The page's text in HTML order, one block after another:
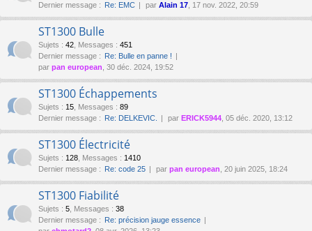
Dernier message : Re: EMC par Alain 17 , 17 nov. 2022, 20:59
ST1300 Bulle
Sujets : 42 Messages : 451
Dernier message : Re: Bulle en panne !
par pan european , 30 déc. 2024, 19:52
ST1300 Échappements
Sujets : 15 Messages : 89
Dernier message : Re: DELKEVIC. par ERICK5944 , 05 déc. 2020, 13:12
ST1300 Électricité
Sujets : 128 Messages : 1410
Dernier message : Re: code 25 par pan european , 20 juin 2025, 18:24
ST1300 Fiabilité
Sujets : 5 Messages : 38
Dernier message : Re: précision jauge essence